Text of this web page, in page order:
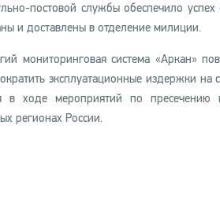
постовой службы обеспечило
и доставлены в отделение милиции.
мониторинговая система «Аркан»
эксплуатационные издержки
в ходе мероприятий по пресечению
регионах России.